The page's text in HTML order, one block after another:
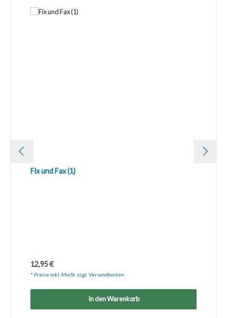
Fix und Fax (1)
Regulärer Preis:
12,95 €
* Preise inkl. MwSt. zzgl. Versandkosten
In den Warenkorb